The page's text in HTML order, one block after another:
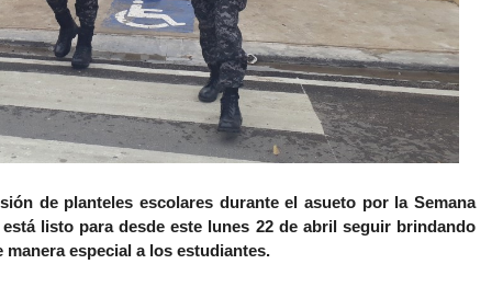
de planteles escolares durante el asueto por la Semana
listo para desde este lunes 22 de abril seguir brindando
especial a los estudiantes.